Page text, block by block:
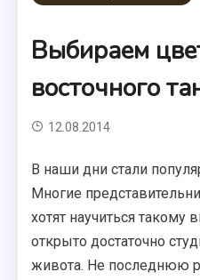
Выбираем
восточного
12.08.2014
В наши дни стали
Многие
хотят научиться такому
открыто достаточно
живота. Не последнюю